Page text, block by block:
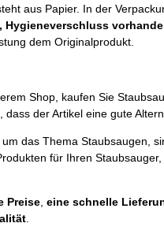
aus Papier. In der
Hygieneverschluss
dem Originalprodukt.
Shop, kaufen Sie
der Artikel eine gute
das Thema Staubsaugen,
für Ihren
Preise,eine schnelle
.